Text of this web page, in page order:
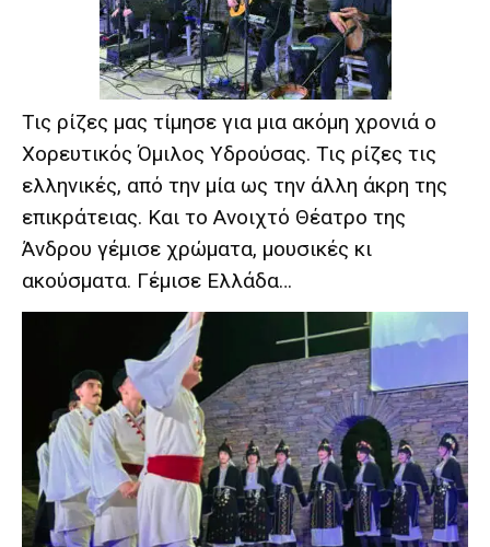
Τις ρίζες μας τίμησε για μια ακόμη χρονιά ο
Χορευτικός Όμιλος Υδρούσας. Τις ρίζες τις
ελληνικές, από την μία ως την άλλη άκρη της
επικράτειας. Και το Ανοιχτό Θέατρο της
Άνδρου γέμισε χρώματα, μουσικές κι
ακούσματα. Γέμισε Ελλάδα…